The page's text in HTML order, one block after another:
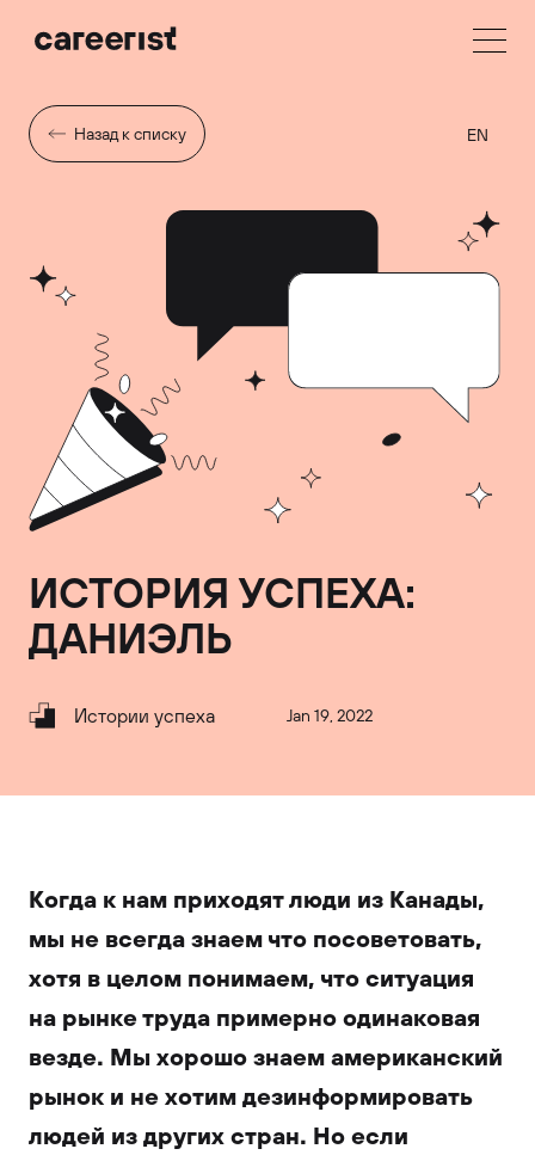
Назад к списку EN
ИСТОРИЯ УСПЕХА:
ДАНИЭЛЬ
Истории успеха Jan 19, 2022
Когда к нам приходят люди из Канады,
мы не всегда знаем что посоветовать,
хотя в целом понимаем, что ситуация
на рынке труда примерно одинаковая
везде. Мы хорошо знаем американский
рынок и не хотим дезинформировать
людей из других стран. Но если